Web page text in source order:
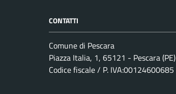
CONTATTI
Comune di Pescara
Piazza Italia, 1, 65121 - Pescara (PE)
Codice fiscale / P. IVA:00124600685